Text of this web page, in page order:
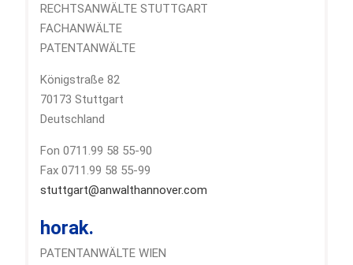
RECHTSANWÄLTE STUTTGART
FACHANWÄLTE
PATENTANWÄLTE
Königstraße 82
70173 Stuttgart
Deutschland
Fon 0711.99 58 55-90
Fax 0711.99 58 55-99
stuttgart@anwalthannover.com
horak.
PATENTANWÄLTE WIEN